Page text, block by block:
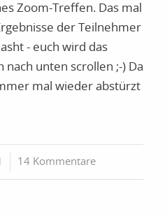
Zoom-Treffen. Das mal
der Teilnehmer
- euch wird das
nach unten scrollen ;-) Da
mal wieder abstürzt
14 Kommentare